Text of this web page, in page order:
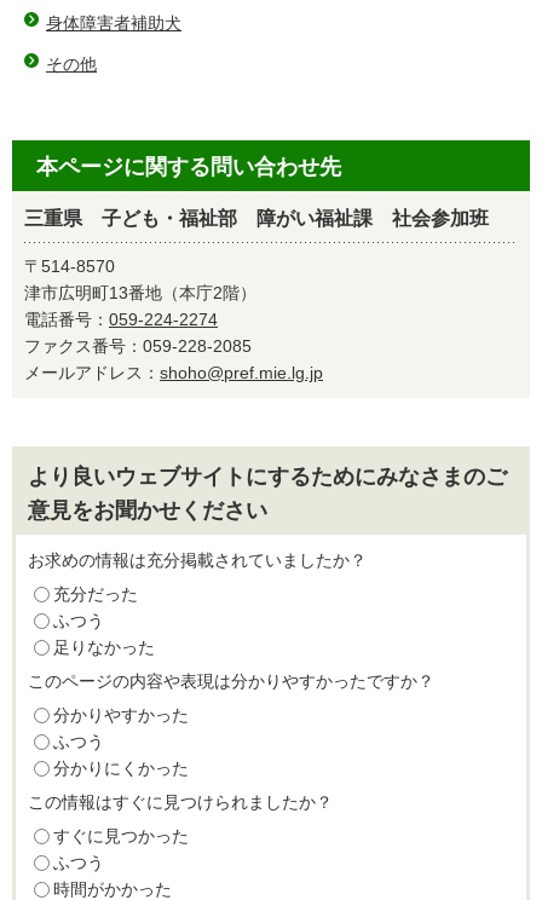
身体障害者補助犬
その他
本ページに関する問い合わせ先
三重県 子ども・福祉部 障がい福祉課 社会参加班
〒514-8570
津市広明町13番地（本庁2階）
電話番号： 059-224-2274
ファクス番号：059-228-2085
メールアドレス： shoho@pref.mie.lg.jp
より良いウェブサイトにするためにみなさまのご
意見をお聞かせください
お求めの情報は充分掲載されていましたか？
充分だった
ふつう
足りなかった
このページの内容や表現は分かりやすかったですか？
分かりやすかった
ふつう
分かりにくかった
この情報はすぐに見つけられましたか？
すぐに見つかった
ふつう
時間がかかった